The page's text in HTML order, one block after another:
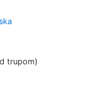
trupom)